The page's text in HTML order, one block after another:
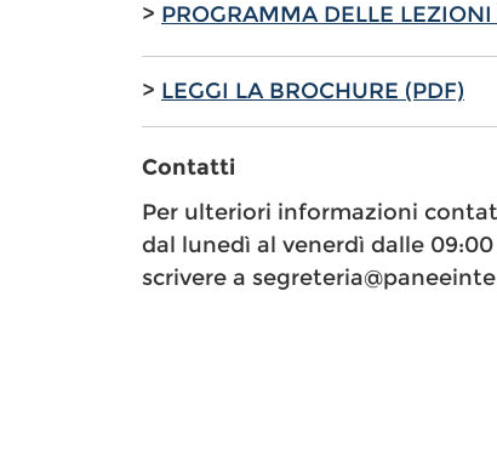
> PROGRAMMA DELLE LEZIONI
> LEGGI LA BROCHURE (PDF)
Contatti
Per ulteriori informazioni
dal lunedì al venerdì dalle 09:00
scrivere a